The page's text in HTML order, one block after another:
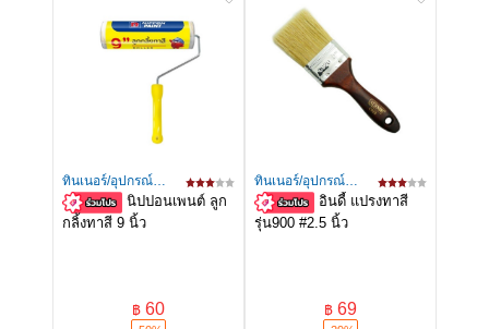
ทินเนอร์/อุปกรณ์
ทาสี
นิปปอนเพนต์ ลูก
กลิ้งทาสี 9 นิ้ว
฿ 60
ทินเนอร์/อุปกรณ์
ทาสี
อินดี้ แปรงทาสี
รุ่น900 #2.5 นิ้ว
฿ 69